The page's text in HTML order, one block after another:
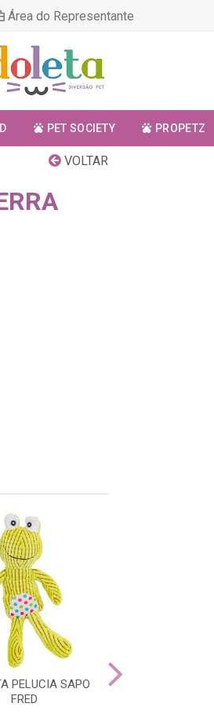
Área do Representante
PET SOCIETY PROPETZ
VOLTAR
PELUCIA SAPO
FRED